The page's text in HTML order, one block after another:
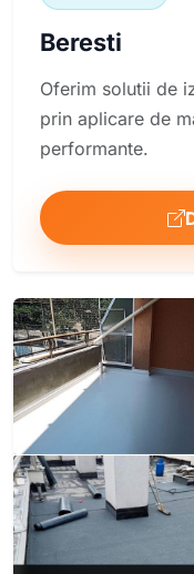
Beresti
Oferim solutii de
prin aplicare de
performante.